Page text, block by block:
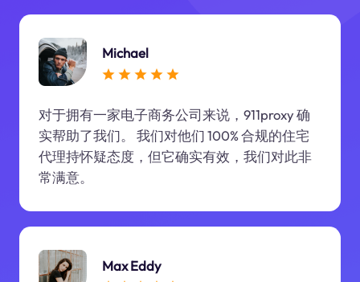
Michael
对于拥有一家电子商务公司来说，911proxy 确
实帮助了我们。 我们对他们 100% 合规的住宅
代理持怀疑态度，但它确实有效，我们对此非
常满意。
Max Eddy